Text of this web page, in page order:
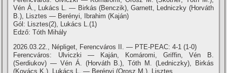
Vén Á., Lukács L. — Birkás (Benczik), Garnett, Ledniczky (Horváth
B.), Lisztes — Berényi, Ibrahim (Kaján)
Gól: Lisztes(2), Lukács L.(1)
Edző: Tóth Mihály
2026.03.22., Népliget, Ferencváros II. — PTE-PEAC: 4-1 (1-0)
Ferencváros: Ulviczki — Kaján, Komáromi, Griffin, Vén B.
(Serdiukov) — Vén Á. (Horváth B.), Tóth M. (Ledniczky), Birkás
(Kovács K.), Lukács L. — Berényi (Orosz M.), Lisztes